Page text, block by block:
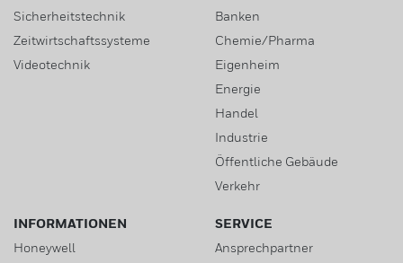
Sicherheitstechnik
Zeitwirtschaftssysteme
Videotechnik
Banken
Chemie/Pharma
Eigenheim
Energie
Handel
Industrie
Öffentliche Gebäude
Verkehr
INFORMATIONEN
Honeywell
SERVICE
Ansprechpartner